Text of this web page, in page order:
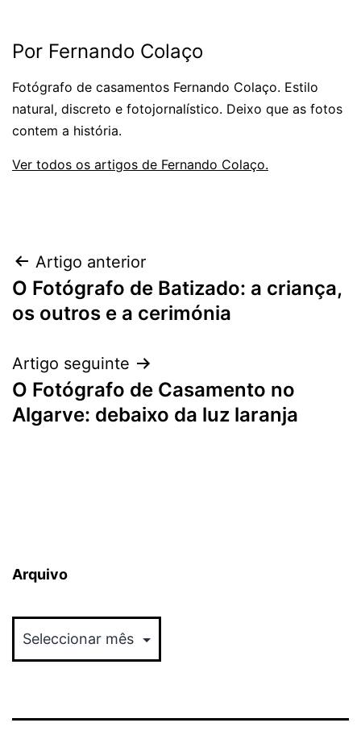
Por Fernando Colaço
Fotógrafo de casamentos Fernando Colaço. Estilo
natural, discreto e fotojornalístico. Deixo que as fotos
contem a história.
Ver todos os artigos de Fernando Colaço.
Navegação
de
Artigo anterior
O Fotógrafo de Batizado: a criança,
os outros e a cerimónia
Artigo seguinte
O Fotógrafo de Casamento no
Algarve: debaixo da luz laranja
Arquivo